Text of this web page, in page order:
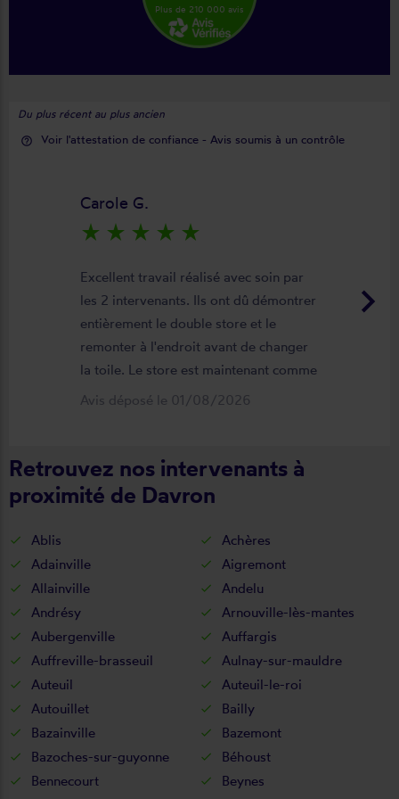
Plus de 210 000 avis
Du plus récent au plus ancien
help_outline Voir l'attestation de confiance - Avis soumis à un contrôle
keyboard_arrow_right
Carole G.
star_rate star_rate star_rate star_rate star_rate
Excellent travail réalisé avec soin par
les 2 intervenants. Ils ont dû démontrer
entièrement le double store et le
remonter à l'endroit avant de changer
la toile. Le store est maintenant comme
neuf, parfaitement positionné et
Avis déposé le 01/08/2026
Retrouvez nos intervenants à
proximité de Davron
Ablis
Achères
Adainville
Aigremont
Allainville
Andelu
Andrésy
Arnouville-lès-mantes
Aubergenville
Auffargis
Auffreville-brasseuil
Aulnay-sur-mauldre
Auteuil
Auteuil-le-roi
Autouillet
Bailly
Bazainville
Bazemont
Bazoches-sur-guyonne
Béhoust
Bennecourt
Beynes